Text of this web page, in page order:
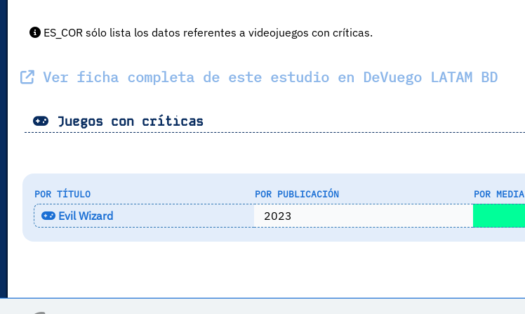
ES_COR sólo lista los datos referentes a videojuegos con críticas.
Ver ficha completa de este estudio en DeVuego LATAM BD
Juegos con críticas
POR TÍTULO POR PUBLICACIÓN POR MEDIA
Evil Wizard 2023